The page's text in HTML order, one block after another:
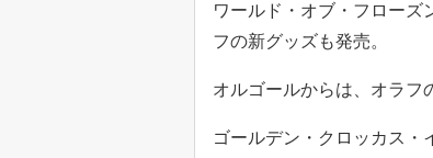
ワールド・オブ・フローズ
フの新グッズも発売。
オルゴールからは、オラフ
ゴールデン・クロッカス・